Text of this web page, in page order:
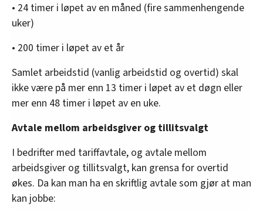
• 24 timer i løpet av en måned (fire sammenhengende
uker)
• 200 timer i løpet av et år
Samlet arbeidstid (vanlig arbeidstid og overtid) skal
ikke være på mer enn 13 timer i løpet av et døgn eller
mer enn 48 timer i løpet av en uke.
Avtale mellom arbeidsgiver og tillitsvalgt
I bedrifter med tariffavtale, og avtale mellom
arbeidsgiver og tillitsvalgt, kan grensa for overtid
økes. Da kan man ha en skriftlig avtale som gjør at man
kan jobbe: